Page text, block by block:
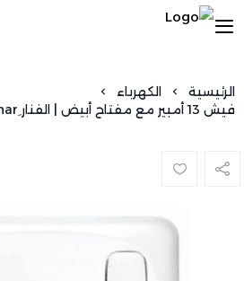
الرئيسية
الكهرباء
فيش 13 أمبير مع مفتاح أبيض | الفنار ِAlfanar